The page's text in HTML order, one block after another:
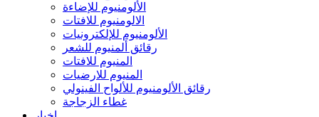
الألومنيوم للإضاءة
الالومنيوم للافتات
الألومنيوم للإلكترونيات
رقائق ألمنيوم للشعر
المنيوم للافتات
المنيوم للارضيات
رقائق الألومنيوم للألواح الفينولي
غطاء الزجاجة